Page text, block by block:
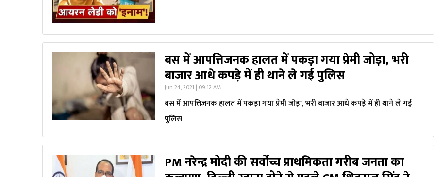
बस में आपत्तिजनक हालत में पकड़ा गया प्रेमी जोड़ा, भरी
बाजार आधे कपड़े में ही थाने ले गई पुलिस
Jun 24, 2021 | 09:12 AM
बस में आपत्तिजनक हालत में पकड़ा गया प्रेमी जोड़ा, भरी बाजार आधे कपड़े में ही थाने ले गई
पुलिस
PM नरेन्द्र मोदी की सर्वोच्च प्राथमिकता गरीब जनता का